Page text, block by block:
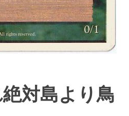
絶対島より鳥